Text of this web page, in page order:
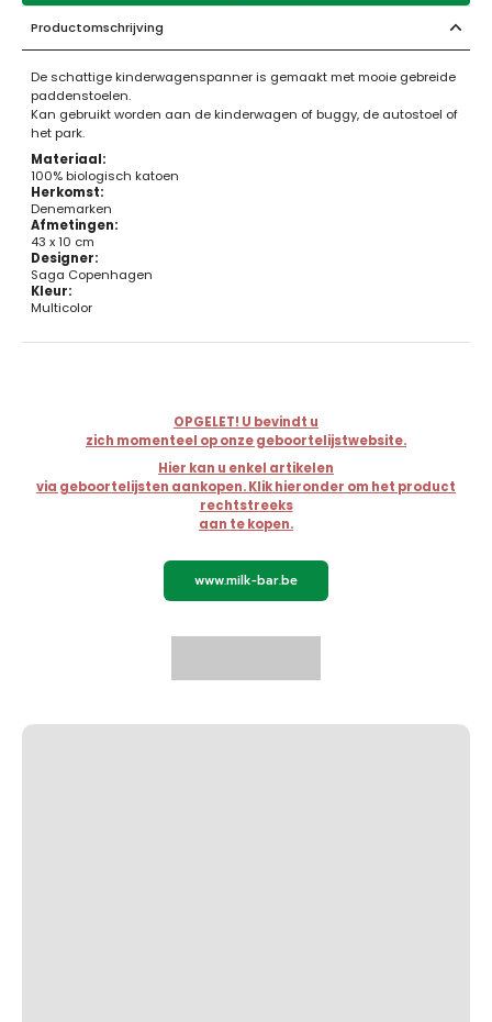
Productomschrijving
De schattige kinderwagenspanner is gemaakt met mooie gebreide
paddenstoelen.
Kan gebruikt worden aan de kinderwagen of buggy, de autostoel of
het park.
Materiaal:
100% biologisch katoen
Herkomst:
Denemarken
Afmetingen:
43 x 10 cm
Designer:
Saga Copenhagen
Kleur:
Multicolor
OPGELET! U bevindt u
zich momenteel op onze geboortelijstwebsite.
Hier kan u enkel artikelen
via geboortelijsten aankopen. Klik hieronder om het product
rechtstreeks
aan te kopen.
www.milk-bar.be